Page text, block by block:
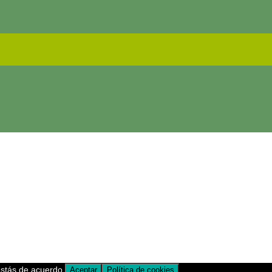
de acuerdo. Aceptar Política de cookies